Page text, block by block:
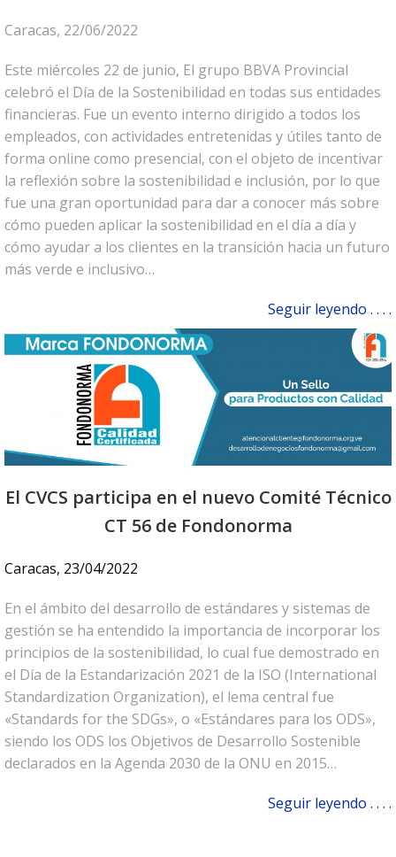
Caracas, 22/06/2022
Este miércoles 22 de junio, El grupo BBVA Provincial
celebró el Día de la Sostenibilidad en todas sus entidades
financieras. Fue un evento interno dirigido a todos los
empleados, con actividades entretenidas y útiles tanto de
forma online como presencial, con el objeto de incentivar
la reflexión sobre la sostenibilidad e inclusión, por lo que
fue una gran oportunidad para dar a conocer más sobre
cómo pueden aplicar la sostenibilidad en el día a día y
cómo ayudar a los clientes en la transición hacia un futuro
más verde e inclusivo…
Seguir leyendo . . . .
El CVCS participa en el nuevo Comité Técnico
CT 56 de Fondonorma
Caracas, 23/04/2022
En el ámbito del desarrollo de estándares y sistemas de
gestión se ha entendido la importancia de incorporar los
principios de la sostenibilidad, lo cual fue demostrado en
el Día de la Estandarización 2021 de la ISO (International
Standardization Organization), el lema central fue
«Standards for the SDGs», o «Estándares para los ODS»,
siendo los ODS los Objetivos de Desarrollo Sostenible
declarados en la Agenda 2030 de la ONU en 2015…
Seguir leyendo . . . .